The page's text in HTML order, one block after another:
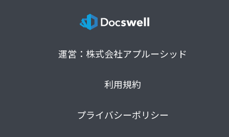
運営：株式会社アプルーシッド
利用規約
プライバシーポリシー